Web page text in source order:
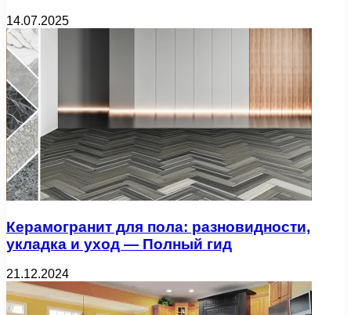
14.07.2025
Керамогранит для пола: разновидности,
укладка и уход — Полный гид
21.12.2024